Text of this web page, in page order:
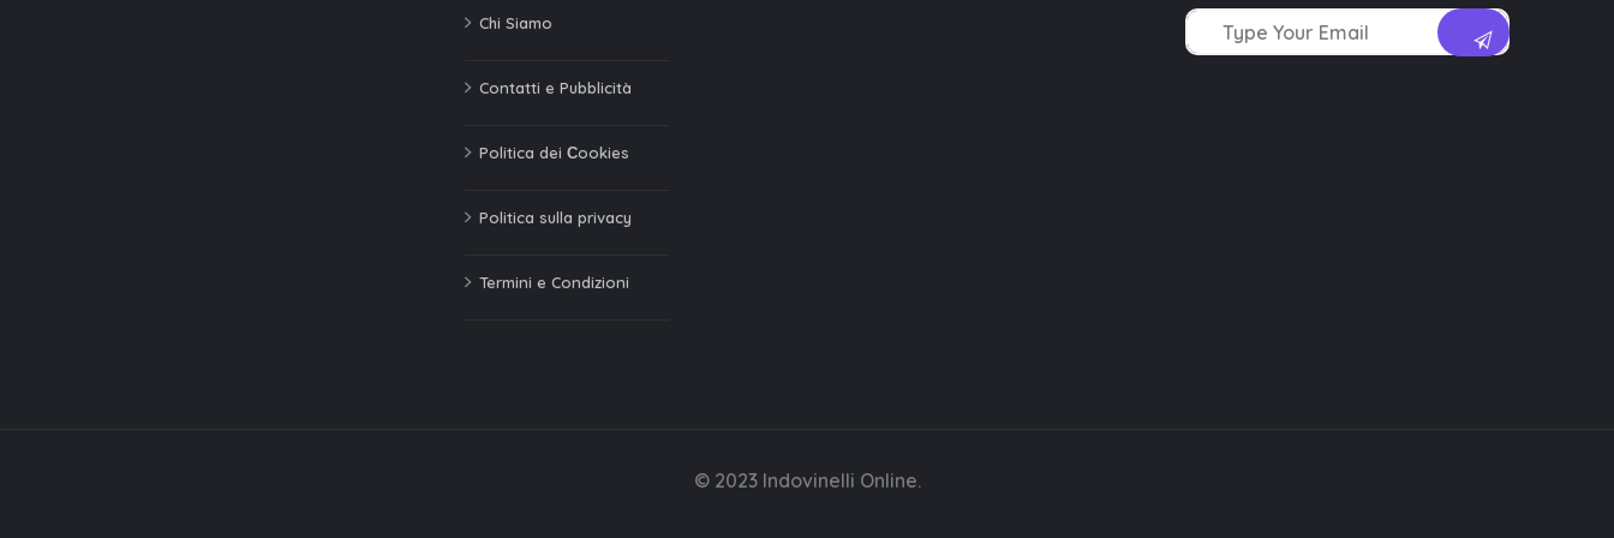
Chi Siamo
Contatti e Pubblicità
Politica dei Сookies
Politica sulla privacy
Termini e Condizioni
© 2023 Indovinelli Online.